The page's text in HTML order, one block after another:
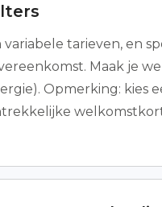
variabele tarieven, en
Maak je
Opmerking: kies